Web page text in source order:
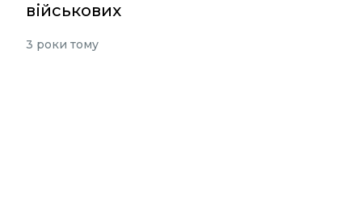
військових
3 роки тому